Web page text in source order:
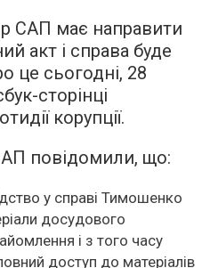
САП має направити
акт і справа буде
це сьогодні, 28
сторінці
корупції.
повідомили, що:
у справі Тимошенко
досудового
і з того часу
доступ до матеріалів